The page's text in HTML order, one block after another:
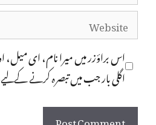
Website
اس براؤزر میں میرا نام، ای
اگلی بار جب میں تبصرہ کرنے